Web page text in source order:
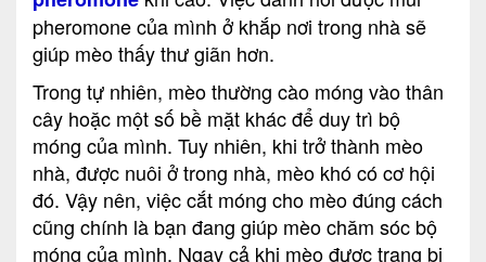
pheromone của mình ở khắp nơi trong nhà sẽ
giúp mèo thấy thư giãn hơn.
Trong tự nhiên, mèo thường cào móng vào thân
cây hoặc một số bề mặt khác để duy trì bộ
móng của mình. Tuy nhiên, khi trở thành mèo
nhà, được nuôi ở trong nhà, mèo khó có cơ hội
đó. Vậy nên, việc cắt móng cho mèo đúng cách
cũng chính là bạn đang giúp mèo chăm sóc bộ
móng của mình. Ngay cả khi mèo được trang bị